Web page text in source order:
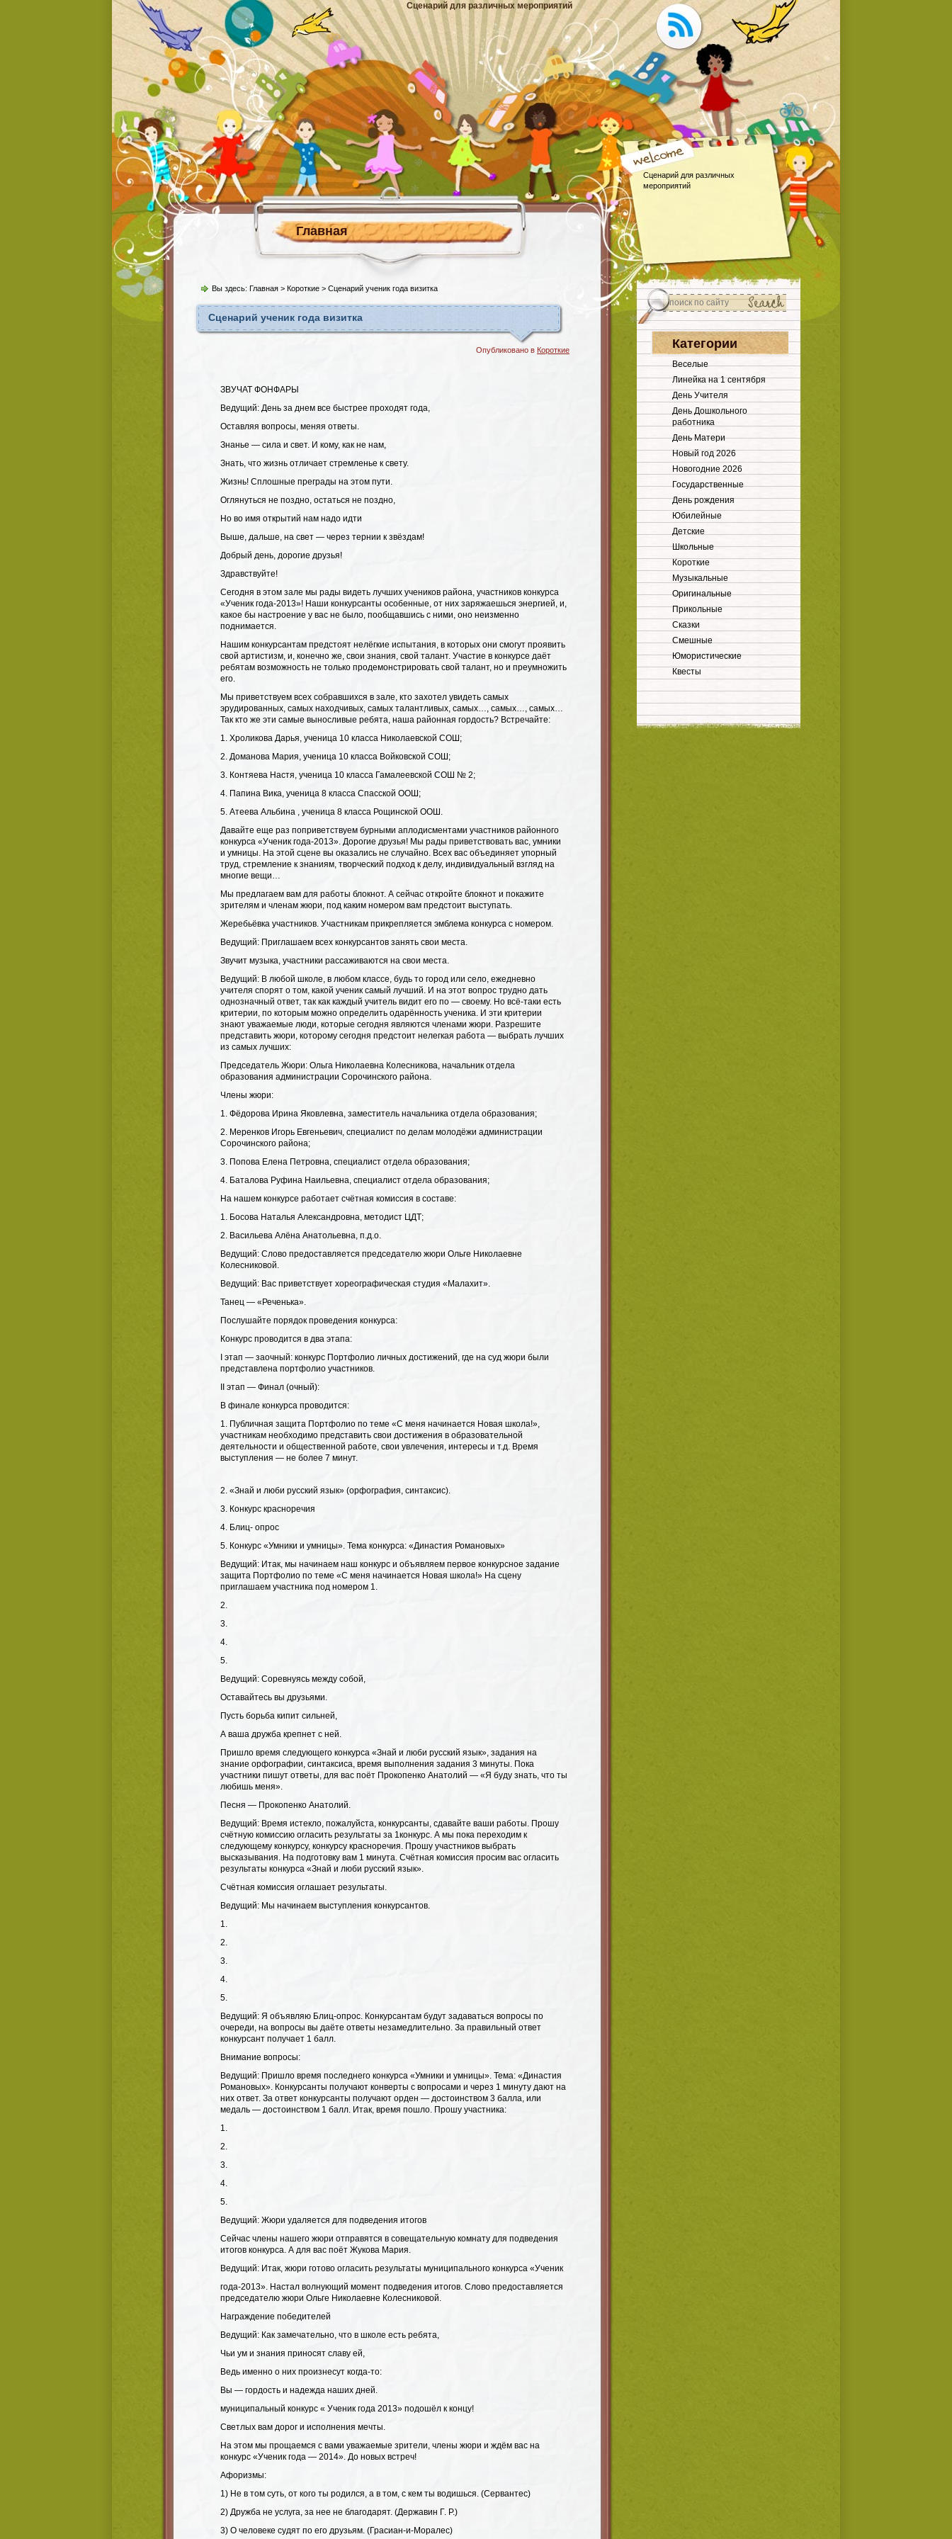
Сценарий для различных мероприятий
Главная
Сценарий для различных
мероприятий
Вы здесь: Главная > Короткие > Сценарий ученик года визитка
Сценарий ученик года визитка
Опубликовано в Короткие
ЗВУЧАТ ФОНФАРЫ
Ведущий: День за днем все быстрее проходят года,
Оставляя вопросы, меняя ответы.
Знанье — сила и свет. И кому, как не нам,
Знать, что жизнь отличает стремленье к свету.
Жизнь! Сплошные преграды на этом пути.
Оглянуться не поздно, остаться не поздно,
Но во имя открытий нам надо идти
Выше, дальше, на свет — через тернии к звёздам!
Добрый день, дорогие друзья!
Здравствуйте!
Сегодня в этом зале мы рады видеть лучших учеников района, участников конкурса
«Ученик года-2013»! Наши конкурсанты особенные, от них заряжаешься энергией, и,
какое бы настроение у вас не было, пообщавшись с ними, оно неизменно
поднимается.
Нашим конкурсантам предстоят нелёгкие испытания, в которых они смогут проявить
свой артистизм, и, конечно же, свои знания, свой талант. Участие в конкурсе даёт
ребятам возможность не только продемонстрировать свой талант, но и преумножить
его.
Мы приветствуем всех собравшихся в зале, кто захотел увидеть самых
эрудированных, самых находчивых, самых талантливых, самых…, самых…, самых…
Так кто же эти самые выносливые ребята, наша районная гордость? Встречайте:
1.​ Хроликова Дарья, ученица 10 класса Николаевской СОШ;
2.​ Доманова Мария, ученица 10 класса Войковской СОШ;
3.​ Контяева Настя, ученица 10 класса Гамалеевской СОШ № 2;
4.​ Папина Вика, ученица 8 класса Спасской ООШ;
5.​ Атеева Альбина , ученица 8 класса Рощинской ООШ.
Давайте еще раз поприветствуем бурными аплодисментами участников районного
конкурса «Ученик года-2013». Дорогие друзья! Мы рады приветствовать вас, умники
и умницы. На этой сцене вы оказались не случайно. Всех вас объединяет упорный
труд, стремление к знаниям, творческий подход к делу, индивидуальный взгляд на
многие вещи…
Мы предлагаем вам для работы блокнот. А сейчас откройте блокнот и покажите
зрителям и членам жюри, под каким номером вам предстоит выступать.
Жеребьёвка участников. Участникам прикрепляется эмблема конкурса с номером.
Ведущий: Приглашаем всех конкурсантов занять свои места.
Звучит музыка, участники рассаживаются на свои места.
Ведущий: В любой школе, в любом классе, будь то город или село, ежедневно
учителя спорят о том, какой ученик самый лучший. И на этот вопрос трудно дать
однозначный ответ, так как каждый учитель видит его по — своему. Но всё-таки есть
критерии, по которым можно определить одарённость ученика. И эти критерии
знают уважаемые люди, которые сегодня являются членами жюри. Разрешите
представить жюри, которому сегодня предстоит нелегкая работа — выбрать лучших
из самых лучших:
Председатель Жюри: Ольга Николаевна Колесникова, начальник отдела
образования администрации Сорочинского района.
Члены жюри:
1.​ Фёдорова Ирина Яковлевна, заместитель начальника отдела образования;
2.​ Меренков Игорь Евгеньевич, специалист по делам молодёжи администрации
Сорочинского района;
3.​ Попова Елена Петровна, специалист отдела образования;
4.​ Баталова Руфина Наильевна, специалист отдела образования;
На нашем конкурсе работает счётная комиссия в составе:
1.​ Босова Наталья Александровна, методист ЦДТ;
2.​ Васильева Алёна Анатольевна, п.д.о.
Ведущий: Слово предоставляется председателю жюри Ольге Николаевне
Колесниковой.
Ведущий: Вас приветствует хореографическая студия «Малахит».
Танец — «Реченька».
Послушайте порядок проведения конкурса:
Конкурс проводится в два этапа:
I этап — заочный: конкурс Портфолио личных достижений, где на суд жюри были
представлена портфолио участников.
II этап — Финал (очный):
В финале конкурса проводится:
1.​ Публичная защита Портфолио по теме «С меня начинается Новая школа!»,
участникам необходимо представить свои достижения в образовательной
деятельности и общественной работе, свои увлечения, интересы и т.д. Время
выступления — не более 7 минут.
2. «Знай и люби русский язык» (орфография, синтаксис).
3. Конкурс красноречия
4. Блиц- опрос
5. Конкурс «Умники и умницы». Тема конкурса: «Династия Романовых»
Ведущий: Итак, мы начинаем наш конкурс и объявляем первое конкурсное задание
защита Портфолио по теме «С меня начинается Новая школа!» На сцену
приглашаем участника под номером 1.
2.​
3.​
4.​
5.​
Ведущий: Соревнуясь между собой,
Оставайтесь вы друзьями.
Пусть борьба кипит сильней,
А ваша дружба крепнет с ней.
Пришло время следующего конкурса «Знай и люби русский язык», задания на
знание орфографии, синтаксиса, время выполнения задания 3 минуты. Пока
участники пишут ответы, для вас поёт Прокопенко Анатолий — «Я буду знать, что ты
любишь меня».
Песня — Прокопенко Анатолий.
Ведущий: Время истекло, пожалуйста, конкурсанты, сдавайте ваши работы. Прошу
счётную комиссию огласить результаты за 1конкурс. А мы пока переходим к
следующему конкурсу, конкурсу красноречия. Прошу участников выбрать
высказывания. На подготовку вам 1 минута. Счётная комиссия просим вас огласить
результаты конкурса «Знай и люби русский язык».
Счётная комиссия оглашает результаты.
Ведущий: Мы начинаем выступления конкурсантов.
1.​
2.​
3.​
4.​
5.​
Ведущий: Я объявляю Блиц-опрос. Конкурсантам будут задаваться вопросы по
очереди, на вопросы вы даёте ответы незамедлительно. За правильный ответ
конкурсант получает 1 балл.
Внимание вопросы:
Ведущий: Пришло время последнего конкурса «Умники и умницы». Тема: «Династия
Романовых». Конкурсанты получают конверты с вопросами и через 1 минуту дают на
них ответ. За ответ конкурсанты получают орден — достоинством 3 балла, или
медаль — достоинством 1 балл. Итак, время пошло. Прошу участника:
1.​
2.​
3.​
4.​
5.​
Ведущий: Жюри удаляется для подведения итогов
Сейчас члены нашего жюри отправятся в совещательную комнату для подведения
итогов конкурса. А для вас поёт Жукова Мария.
Ведущий: Итак, жюри готово огласить результаты муниципального конкурса «Ученик
года-2013». Настал волнующий момент подведения итогов. Слово предоставляется
председателю жюри Ольге Николаевне Колесниковой.
Награждение победителей
Ведущий: Как замечательно, что в школе есть ребята,
Чьи ум и знания приносят славу ей,
Ведь именно о них произнесут когда-то:
Вы — гордость и надежда наших дней.
муниципальный конкурс « Ученик года 2013» подошёл к концу!
Светлых вам дорог и исполнения мечты.
На этом мы прощаемся с вами уважаемые зрители, члены жюри и ждём вас на
конкурс «Ученик года — 2014». До новых встреч!
Афоризмы:
1)​ Не в том суть, от кого ты родился, а в том, с кем ты водишься. (Сервантес)
2)​ Дружба не услуга, за нее не благодарят. (Державин Г. Р.)
3)​ О человеке судят по его друзьям. (Грасиан-и-Моралес)
Категории
Веселые
Линейка на 1 сентября
День Учителя
День Дошкольного
работника
День Матери
Новый год 2026
Новогодние 2026
Государственные
День рождения
Юбилейные
Детские
Школьные
Короткие
Музыкальные
Оригинальные
Прикольные
Сказки
Смешные
Юмористические
Квесты